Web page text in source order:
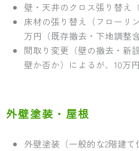
壁・天井のクロス張り替え
床材の張り替え（フローリ
万円（既存撤去・下地調整含
間取り変更（壁の撤去・新
壁か否か）によるが、10万
外壁塗装・屋根
外壁塗装（一般的な2階建て